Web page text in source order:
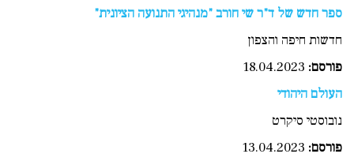
ספר חדש של ד"ר שי חורב "מנהיגי התנועה הציונית"
חדשות חיפה והצפון
פורסם:
העולם היהודי
נובוסטי סיקרט
פורסם: